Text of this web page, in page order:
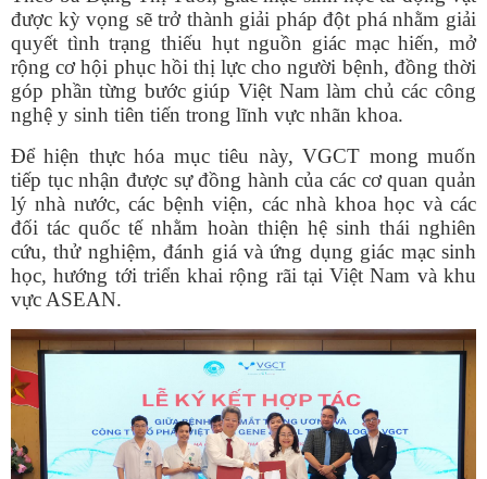
được kỳ vọng sẽ trở thành giải pháp đột phá nhằm giải
quyết tình trạng thiếu hụt nguồn giác mạc hiến, mở
rộng cơ hội phục hồi thị lực cho người bệnh, đồng thời
góp phần từng bước giúp Việt Nam làm chủ các công
nghệ y sinh tiên tiến trong lĩnh vực nhãn khoa.
Để hiện thực hóa mục tiêu này, VGCT mong muốn
tiếp tục nhận được sự đồng hành của các cơ quan quản
lý nhà nước, các bệnh viện, các nhà khoa học và các
đối tác quốc tế nhằm hoàn thiện hệ sinh thái nghiên
cứu, thử nghiệm, đánh giá và ứng dụng giác mạc sinh
học, hướng tới triển khai rộng rãi tại Việt Nam và khu
vực ASEAN.